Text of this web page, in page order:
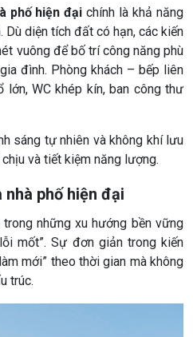
phố hiện đại chính là khả năng
Dù diện tích đất có hạn, các kiến
vuông để bố trí công năng phù
đình. Phòng khách – bếp liên
WC khép kín, ban công thư
sáng tự nhiên và không khí lưu
và tiết kiệm năng lượng.
nhà phố hiện đại
những xu hướng bền vững
mốt”. Sự đơn giản trong kiến
mới” theo thời gian mà không
trúc.